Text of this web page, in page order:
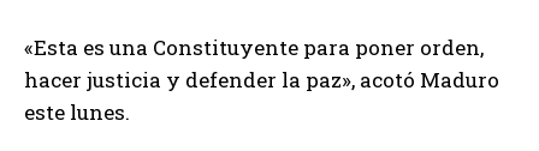
«Esta es una Constituyente para poner orden,
hacer justicia y defender la paz», acotó Maduro
este lunes.